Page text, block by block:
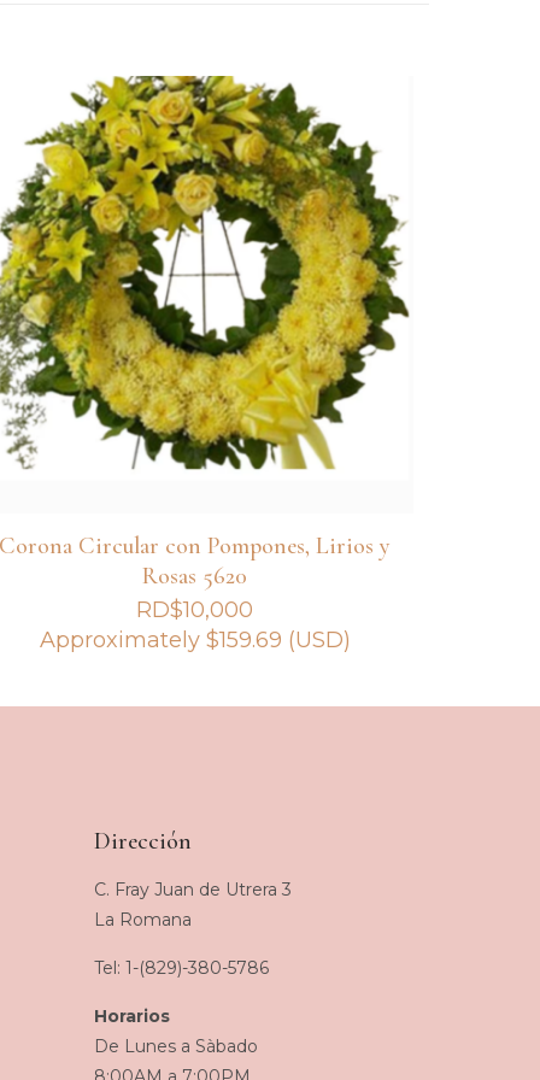
Corona Circular con Pompones, Lirios y
Rosas 5620
RD$10,000
Approximately $159.69 (USD)
Dirección
C. Fray Juan de Utrera 3
La Romana
Tel: 1-(829)-380-5786
Horarios
De Lunes a Sàbado